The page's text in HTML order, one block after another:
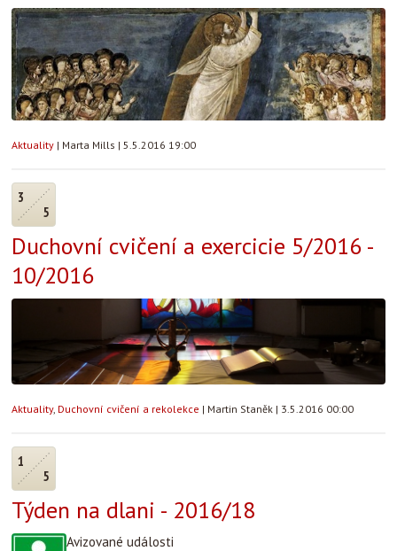
Aktuality | Marta Mills | 5.5.2016 19:00
3
5
Duchovní cvičení a exercicie 5/2016 -
10/2016
Aktuality, Duchovní cvičení a rekolekce | Martin Staněk | 3.5.2016 00:00
1
5
Týden na dlani - 2016/18
Avizované události